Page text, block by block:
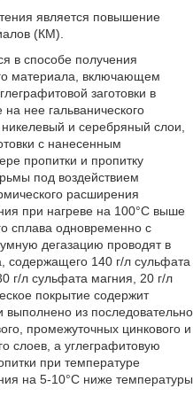
является повышение
(КМ).
в способе получения
материала, включающем
заготовки в
нее гальванического
и серебряный слои,
с нанесенным
пропитки и пропитку
под воздействием
расширения
при нагреве на 100°С выше
сплава одновременно с
дегазацию проводят в
содержащего 140 г/л сульфата
г/л сульфата магния, 20 г/л
покрытие содержит
из последовательно
промежуточных цинкового и
слоев, а углеграфитовую
при температуре
на 5-10°С ниже температуры